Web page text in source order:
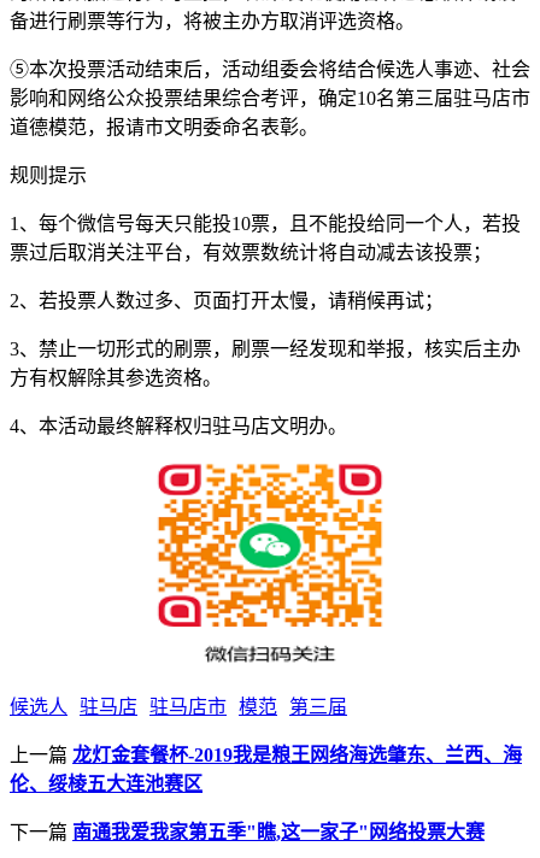
备进行刷票等行为，将被主办方取消评选资格。
⑤本次投票活动结束后，活动组委会将结合候选人事迹、社会
影响和网络公众投票结果综合考评，确定10名第三届驻马店市
道德模范，报请市文明委命名表彰。
规则提示
1、每个微信号每天只能投10票，且不能投给同一个人，若投
票过后取消关注平台，有效票数统计将自动减去该投票；
2、若投票人数过多、页面打开太慢，请稍候再试；
3、禁止一切形式的刷票，刷票一经发现和举报，核实后主办
方有权解除其参选资格。
4、本活动最终解释权归驻马店文明办。
候选人 驻马店 驻马店市 模范 第三届
上一篇 龙灯金套餐杯-2019我是粮王网络海选肇东、兰西、海
伦、绥棱五大连池赛区
下一篇 南通我爱我家第五季"瞧,这一家子"网络投票大赛